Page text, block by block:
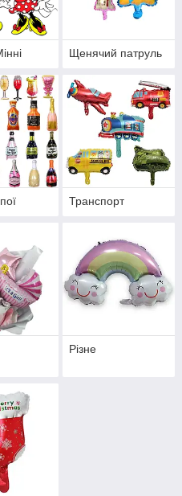
Щенячий патруль
Транспорт
Різне